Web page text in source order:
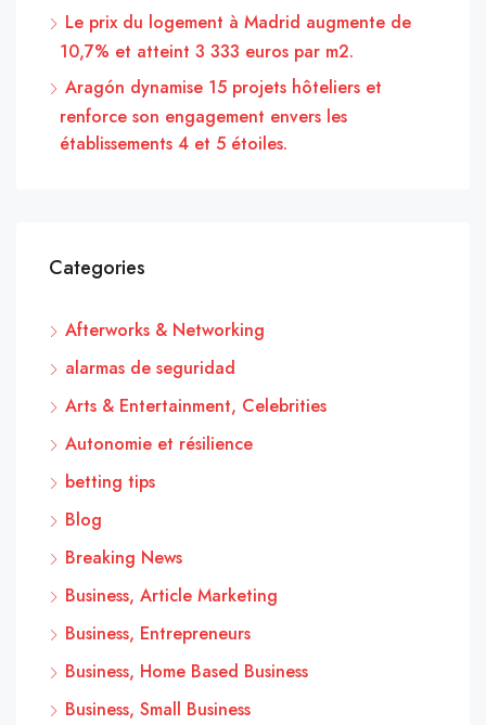
Le prix du logement à Madrid augmente de
10,7% et atteint 3 333 euros par m2.
Aragón dynamise 15 projets hôteliers et
renforce son engagement envers les
établissements 4 et 5 étoiles.
Categories
Afterworks & Networking
alarmas de seguridad
Arts & Entertainment, Celebrities
Autonomie et résilience
betting tips
Blog
Breaking News
Business, Article Marketing
Business, Entrepreneurs
Business, Home Based Business
Business, Small Business